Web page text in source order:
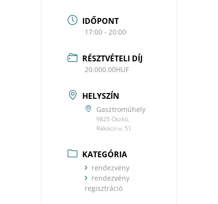
IDŐPONT
17:00 - 20:00
RÉSZTVÉTELI DÍJ
20,000.00HUF
HELYSZÍN
Gasztroműhely
9825 Oszkó,
Rákóczi u. 51.
KATEGÓRIA
rendezvény
rendezvény
regisztráció